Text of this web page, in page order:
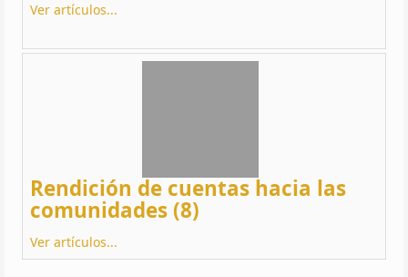
Ver artículos...
Rendición de cuentas hacia las
comunidades (8)
Ver artículos...